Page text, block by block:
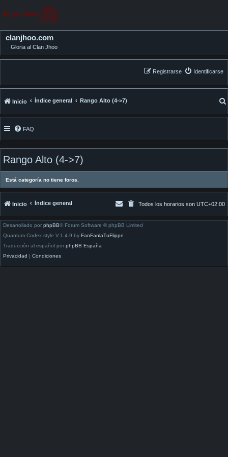
clanjhoo.com
Gloria al Clan Jhoo
Identificarse
Registrarse
Inicio Índice general Rango Alto (4->7)
FAQ
Rango Alto (4->7)
Está categoría no tiene foros.
Inicio Índice general Todos los horarios son UTC+02:00
Desarrollado por phpBB® Forum Software © phpBB Limited
Quantum Codex style V.1.4.9 by FanFanlaTuFlippe
Traducción al español por phpBB España
Privacidad
Condiciones